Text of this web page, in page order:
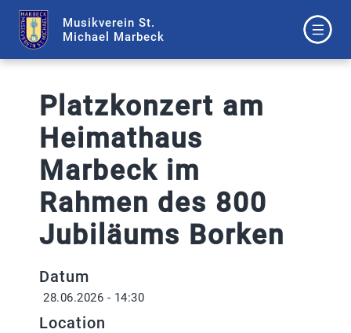
Musikverein St.
Michael Marbeck
Platzkonzert am
Heimathaus
Marbeck im
Rahmen des 800
Jubiläums Borken
Datum
28.06.2026 - 14:30
Location